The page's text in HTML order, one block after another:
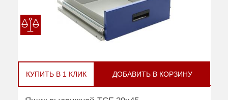
КУПИТЬ В 1 КЛИК ДОБАВИТЬ В КОРЗИНУ